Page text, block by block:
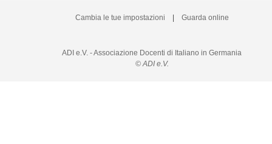
Cambia le tue impostazioni Guarda online
ADI e.V. - Associazione Docenti di Italiano in Germania
© ADI e.V.